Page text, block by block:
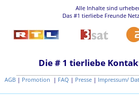
Alle Inhalte sind
Das #1 tierliebe Freunde
Die # 1 tierliebe
AGB | Promotion | FAQ | Presse | Impressum/